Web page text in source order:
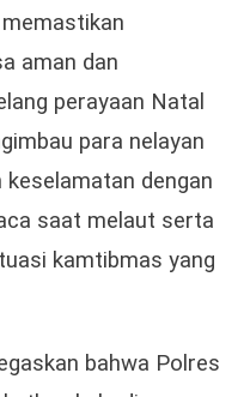
aman dan
perayaan Natal
para nelayan
dengan
saat melaut serta
kamtibmas yang
bahwa Polres